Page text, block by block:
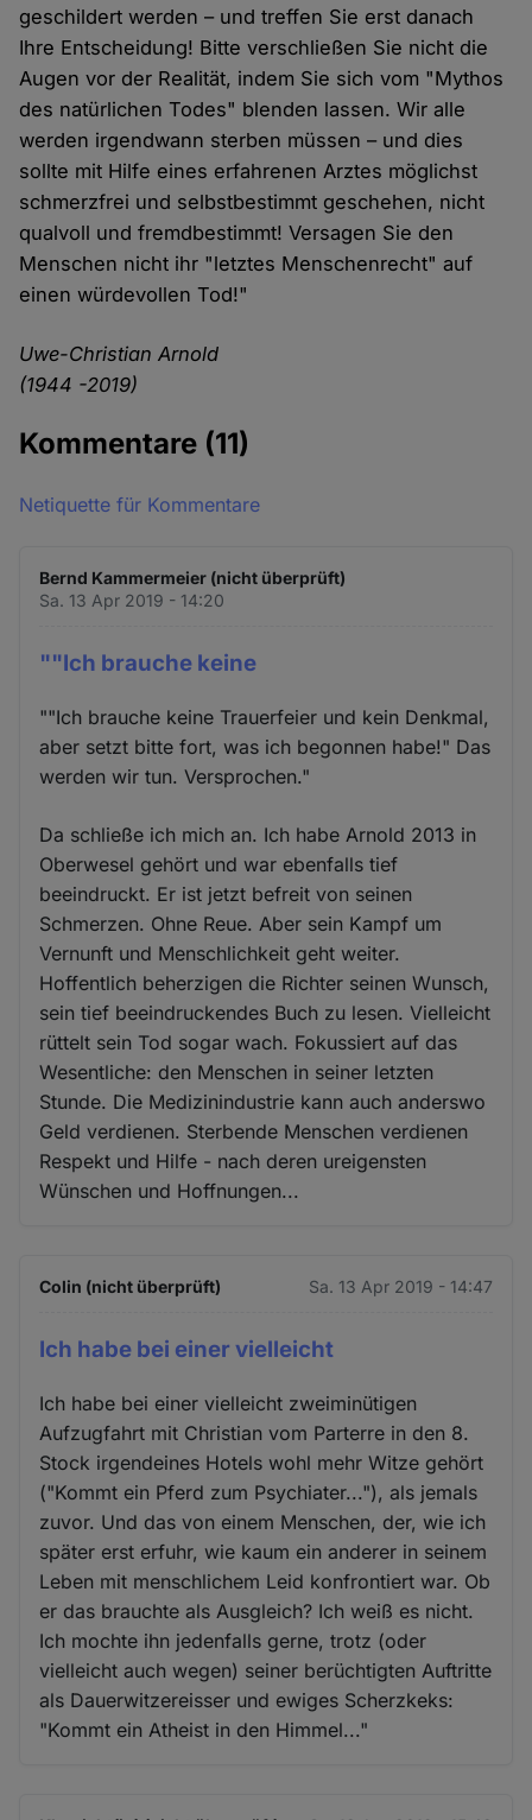
geschildert werden – und treffen Sie erst danach
Ihre Entscheidung! Bitte verschließen Sie nicht die
Augen vor der Realität, indem Sie sich vom "Mythos
des natürlichen Todes" blenden lassen. Wir alle
werden irgendwann sterben müssen – und dies
sollte mit Hilfe eines erfahrenen Arztes möglichst
schmerzfrei und selbstbestimmt geschehen, nicht
qualvoll und fremdbestimmt! Versagen Sie den
Menschen nicht ihr "letztes Menschenrecht" auf
einen würdevollen Tod!"
Uwe-Christian Arnold
(1944 -2019)
Kommentare (11)
Netiquette für Kommentare
Bernd Kammermeier (nicht überprüft)
Sa. 13 Apr 2019 - 14:20
""Ich brauche keine
""Ich brauche keine Trauerfeier und kein Denkmal,
aber setzt bitte fort, was ich begonnen habe!" Das
werden wir tun. Versprochen."
Da schließe ich mich an. Ich habe Arnold 2013 in
Oberwesel gehört und war ebenfalls tief
beeindruckt. Er ist jetzt befreit von seinen
Schmerzen. Ohne Reue. Aber sein Kampf um
Vernunft und Menschlichkeit geht weiter.
Hoffentlich beherzigen die Richter seinen Wunsch,
sein tief beeindruckendes Buch zu lesen. Vielleicht
rüttelt sein Tod sogar wach. Fokussiert auf das
Wesentliche: den Menschen in seiner letzten
Stunde. Die Medizinindustrie kann auch anderswo
Geld verdienen. Sterbende Menschen verdienen
Respekt und Hilfe - nach deren ureigensten
Wünschen und Hoffnungen...
Colin (nicht überprüft) Sa. 13 Apr 2019 - 14:47
Ich habe bei einer vielleicht
Ich habe bei einer vielleicht zweiminütigen
Aufzugfahrt mit Christian vom Parterre in den 8.
Stock irgendeines Hotels wohl mehr Witze gehört
("Kommt ein Pferd zum Psychiater..."), als jemals
zuvor. Und das von einem Menschen, der, wie ich
später erst erfuhr, wie kaum ein anderer in seinem
Leben mit menschlichem Leid konfrontiert war. Ob
er das brauchte als Ausgleich? Ich weiß es nicht.
Ich mochte ihn jedenfalls gerne, trotz (oder
vielleicht auch wegen) seiner berüchtigten Auftritte
als Dauerwitzereisser und ewiges Scherzkeks:
"Kommt ein Atheist in den Himmel..."